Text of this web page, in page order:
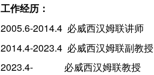
工作经历：
2005.6-2014.4 必威西汉姆联讲师
2014.4-2023.4 必威西汉姆联副教
2023.4- 必威西汉姆联教授